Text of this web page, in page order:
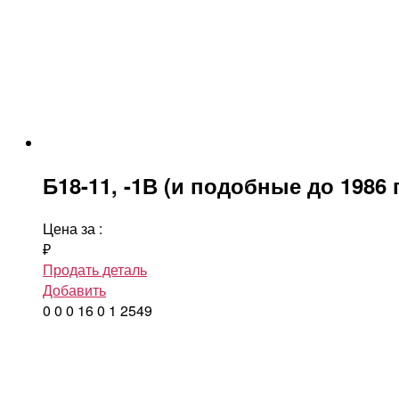
Б18-11, -1В (и подобные до 1986
Цена за :
₽
Продать деталь
Добавить
0 0 0 160 1 2549